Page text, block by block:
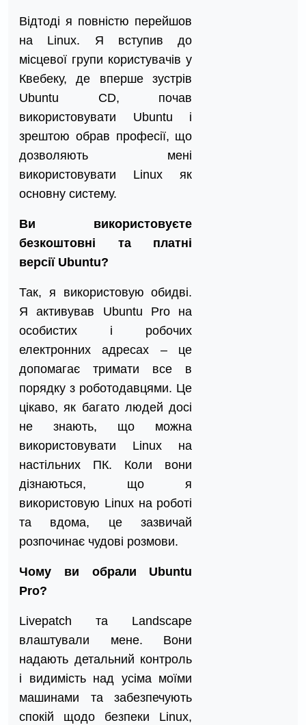
Відтоді я повністю перейшов
на Linux. Я вступив до
місцевої групи користувачів у
Квебеку, де вперше зустрів
Ubuntu CD, почав
використовувати Ubuntu і
зрештою обрав професії, що
дозволяють мені
використовувати Linux як
основну систему.
Ви використовуєте
безкоштовні та платні
версії Ubuntu?
Так, я використовую обидві.
Я активував Ubuntu Pro на
особистих і робочих
електронних адресах – це
допомагає тримати все в
порядку з роботодавцями. Це
цікаво, як багато людей досі
не знають, що можна
використовувати Linux на
настільних ПК. Коли вони
дізнаються, що я
використовую Linux на роботі
та вдома, це зазвичай
розпочинає чудові розмови.
Чому ви обрали Ubuntu
Pro?
Livepatch та Landscape
влаштували мене. Вони
надають детальний контроль
і видимість над усіма моїми
машинами та забезпечують
спокій щодо безпеки Linux,